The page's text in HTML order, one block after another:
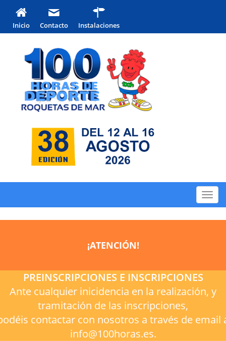
Inicio Contacto Instalaciones
¡ATENCIÓN!
PREINSCRIPCIONES E INSCRIPCIONES
Ante cualquier inicidencia en la realización, y
tramitación de las inscripciones,
contactar con nosotros a través de email
info@100horas.es.